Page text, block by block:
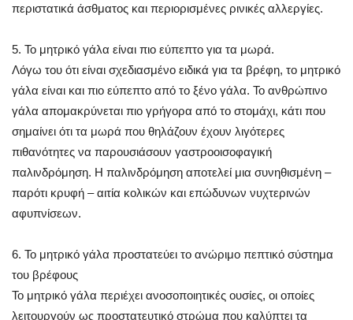
περιστατικά άσθματος και περιορισμένες ρινικές αλλεργίες.
5. Το μητρικό γάλα είναι πιο εύπεπτο για τα μωρά.
Λόγω του ότι είναι σχεδιασμένο ειδικά για τα βρέφη, το μητρικό
γάλα είναι και πιο εύπεπτο από το ξένο γάλα. Το ανθρώπινο
γάλα απομακρύνεται πιο γρήγορα από το στομάχι, κάτι που
σημαίνει ότι τα μωρά που θηλάζουν έχουν λιγότερες
πιθανότητες να παρουσιάσουν γαστροοισοφαγική
παλινδρόμηση. Η παλινδρόμηση αποτελεί μια συνηθισμένη –
παρότι κρυφή – αιτία κολικών και επώδυνων νυχτερινών
αφυπνίσεων.
6. Το μητρικό γάλα προστατεύει το ανώριμο πεπτικό σύστημα
του βρέφους
Το μητρικό γάλα περιέχει ανοσοποιητικές ουσίες, οι οποίες
λειτουργούν ως προστατευτικό στρώμα που καλύπτει τα